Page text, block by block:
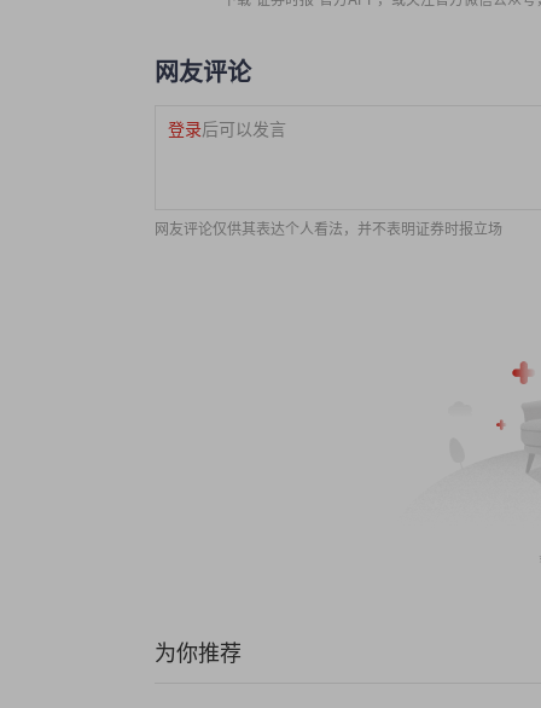
网友评论
登录后可以发言
网友评论仅供其表达个人看法，并不表明证券时报立场
为你推荐